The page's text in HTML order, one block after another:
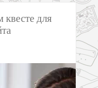
квесте для